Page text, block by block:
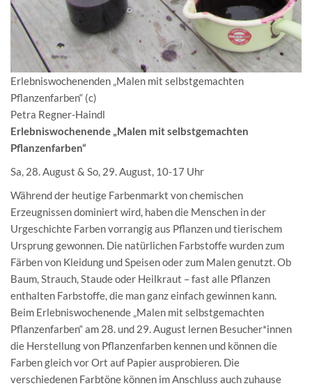
Erlebniswochenenden „Malen mit selbstgemachten
Pflanzenfarben“ (c)
Petra Regner-Haindl
Erlebniswochenende „Malen mit selbstgemachten
Pflanzenfarben“
Sa, 28. August & So, 29. August, 10-17 Uhr
Während der heutige Farbenmarkt von chemischen
Erzeugnissen dominiert wird, haben die Menschen in der
Urgeschichte Farben vorrangig aus Pflanzen und tierischem
Ursprung gewonnen. Die natürlichen Farbstoffe wurden zum
Färben von Kleidung und Speisen oder zum Malen genutzt. Ob
Baum, Strauch, Staude oder Heilkraut – fast alle Pflanzen
enthalten Farbstoffe, die man ganz einfach gewinnen kann.
Beim Erlebniswochenende „Malen mit selbstgemachten
Pflanzenfarben“ am 28. und 29. August lernen Besucher*innen
die Herstellung von Pflanzenfarben kennen und können die
Farben gleich vor Ort auf Papier ausprobieren. Die
verschiedenen Farbtöne können im Anschluss auch zuhause